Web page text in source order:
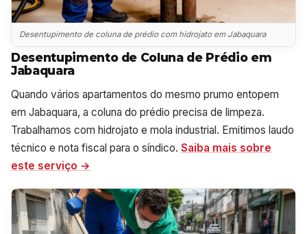
Desentupimento de coluna de prédio com hidrojato em Jabaquara
Desentupimento de Coluna de Prédio em
Jabaquara
Quando vários apartamentos do mesmo prumo entopem
em Jabaquara, a coluna do prédio precisa de limpeza.
Trabalhamos com hidrojato e mola industrial. Emitimos laudo
técnico e nota fiscal para o síndico. Saiba mais sobre
este serviço →